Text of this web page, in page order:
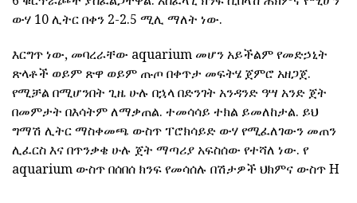
ውሃ 10 ሊትር በቀን 2-2.5 ሚሊ ማለት ነው.
እርግጥ ነው, መባረራቸው aquarium መሆን አይችልም የመድኃኒት
ጽላቶች ወይም ጽዋ ወይም ጡጦ በቀጥታ መፍትሄ ጀምሮ አዘጋጀ.
የሚቻል በሚሆንበት ጊዜ ሁሉ በኋላ በድንገት አንዳንድ ዓሣ አንድ ጀት
በመምታት በእሳትም ለማቃጠል. ተመሳሳይ ተክል ይመለከታል. ይህ
ግማሽ ሊትር ማስቀመጫ ውስጥ ፐሮክሳይድ ውሃ የሚፈለገውን መጠን
ሊፈርስ እና በጥንቃቄ ሁሉ ጀት ማጣሪያ አፍስሰው የተሻለ ነው. የ
aquarium ውስጥ በሰበሰ ክንፍ የመሳሰሉ በሽታዎች ህክምና ውስጥ H